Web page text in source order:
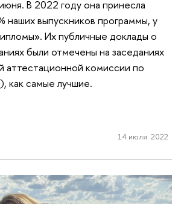
В 2022 году она принесла
наших выпускников программы, у
Их публичные доклады о
были отмечены на заседаниях
аттестационной комиссии по
как самые лучшие.
14 июля 2022